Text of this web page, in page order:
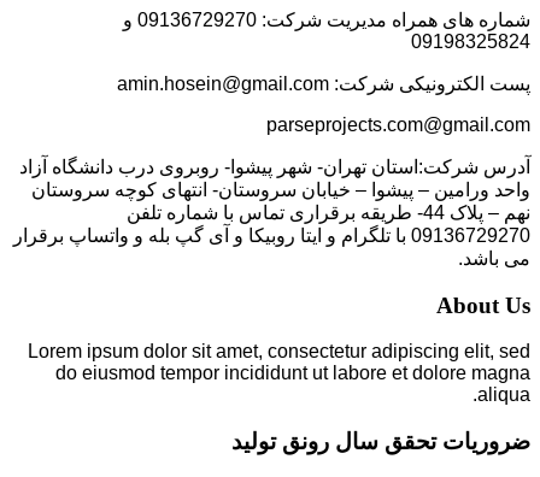
شماره های همراه مدیریت شرکت: 09136729270 و
09198325824
پست الکترونیکی شرکت: amin.hosein@gmail.com
parseprojects.com@gmail.com
آدرس شرکت:استان تهران- شهر پیشوا- روبروی درب دانشگاه آزاد
واحد ورامین – پیشوا – خیابان سروستان- انتهای کوچه سروستان
نهم – پلاک 44- طریقه برقراری تماس با شماره تلفن
09136729270 با تلگرام و ایتا روبیکا و آی گپ بله و واتساپ برقرار
می باشد.
About Us
Lorem ipsum dolor sit amet, consectetur adipiscing elit, sed
do eiusmod tempor incididunt ut labore et dolore magna
aliqua.
ضروریات تحقق سال رونق تولید